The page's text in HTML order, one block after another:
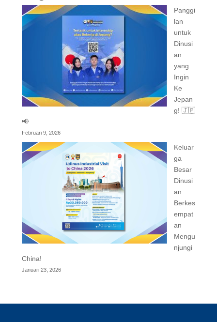
Panggi
lan
untuk
Dinusi
an
yang
Ingin
Ke
Jepan
g! 🇯🇵
📢
Februari 9, 2026
Keluar
ga
Besar
Dinusi
an
Berkes
empat
an
Mengu
njungi
China!
Januari 23, 2026